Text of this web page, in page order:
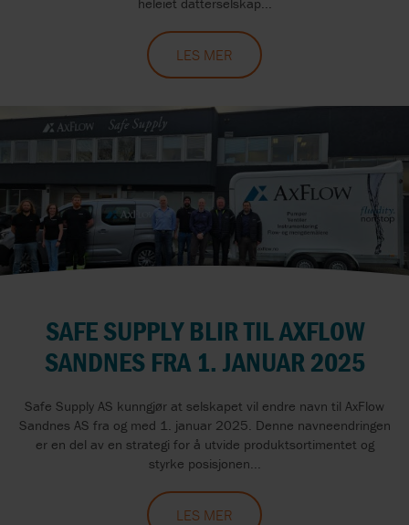
LES MER
SAFE SUPPLY BLIR TIL AXFLOW
SANDNES FRA 1. JANUAR 2025
Safe Supply AS kunngjør at selskapet vil endre navn til AxFlow
Sandnes AS fra og med 1. januar 2025. Denne navneendringen
er en del av en strategi for å utvide produktsortimentet og
styrke posisjonen...
LES MER